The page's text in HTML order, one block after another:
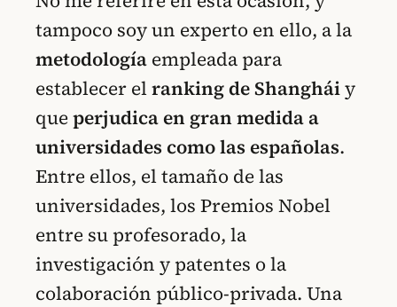
tampoco soy un experto en ello, a la
metodología empleada para
establecer elranking de Shangháiy
queperjudica en gran medida a
universidades como las españolas.
Entre ellos, el tamaño de las
universidades, los Premios Nobel
entre su profesorado, la
investigación y patentes o la
colaboración público-privada. Una